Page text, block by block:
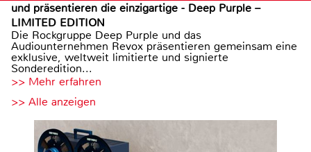
und präsentieren die einzigartige - Deep Purple –
LIMITED EDITION
Die Rockgruppe Deep Purple und das
Audiounternehmen Revox präsentieren gemeinsam eine
exklusive, weltweit limitierte und signierte
Sonderedition...
>> Mehr erfahren
>> Alle anzeigen